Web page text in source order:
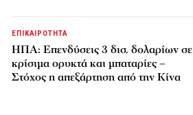
ΕΠΙΚΑΙΡΟΤΗΤΑ
ΗΠΑ: Επενδύσεις 3 δισ. δολαρίων σε
κρίσιμα ορυκτά και μπαταρίες –
Στόχος η απεξάρτηση από την Κίνα